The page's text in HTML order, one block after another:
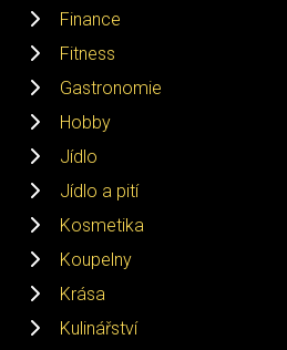
Finance
Fitness
Gastronomie
Hobby
Jídlo
Jídlo a pití
Kosmetika
Koupelny
Krása
Kulinářství